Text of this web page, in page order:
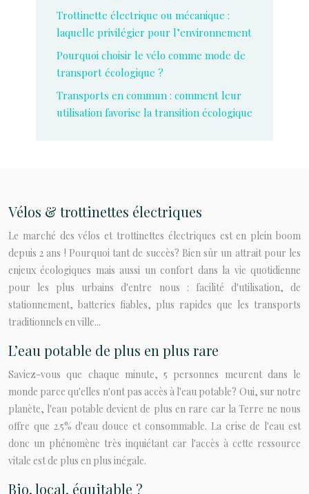
Trottinette électrique ou mécanique :
laquelle privilégier pour l’environnement
Pourquoi choisir le vélo comme mode de
transport écologique ?
Transports en commun : comment leur
utilisation favorise la transition écologique
Vélos & trottinettes électriques
Le marché des vélos et trottinettes électriques est en plein boom
depuis 2 ans ! Pourquoi tant de succès? Bien sûr un attrait pour les
enjeux écologiques mais aussi un confort dans la vie quotidienne
pour les plus urbains d'entre nous : facilité d'utilisation, de
stationnement, batteries fiables, plus rapides que les transports
traditionnels en ville...
L’eau potable de plus en plus rare
Saviez-vous que chaque minute, 5 personnes meurent dans le
monde parce qu'elles n'ont pas accès à l'eau potable? Oui, sur notre
planète, l'eau potable devient de plus en rare car la Terre ne nous
offre que 2.5% d'eau douce et consommable. La crise de l'eau est
donc un phénomène très inquiétant car l'accès à cette ressource
vitale est de plus en plus inégale.
Bio, local, équitable ?